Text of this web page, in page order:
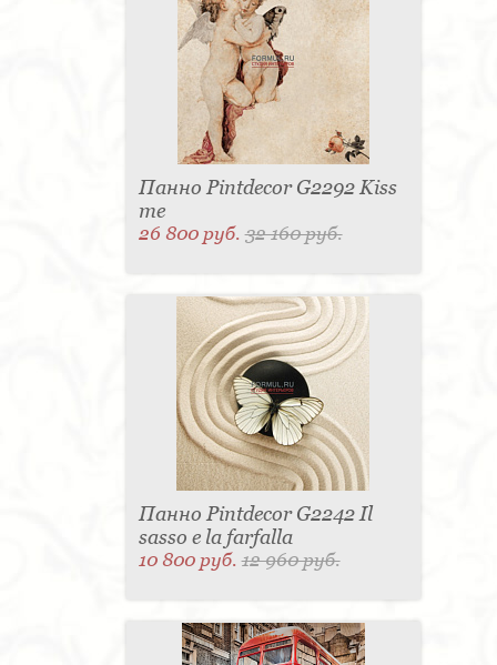
Мыльница - 1Подставка под зонт - 1
Спальня - 1
Панно Pintdecor G2292 Kiss
me
26 800 руб.32 160 руб.
Панно Pintdecor G2242 Il
sasso e la farfalla
10 800 руб.12 960 руб.